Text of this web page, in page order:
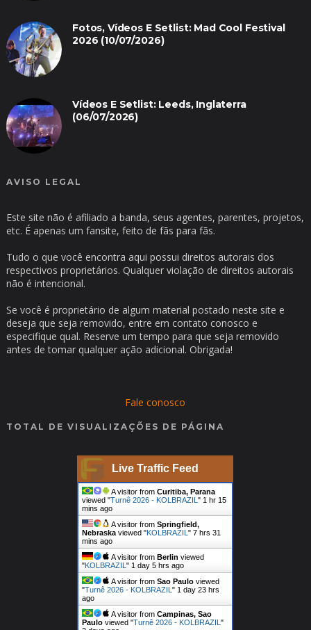
Fotos, Vídeos E Setlist: Mad Cool Festival
2026 (10/07/2026)
Vídeos E Setlist: Leeds, Inglaterra
(06/07/2026)
AVISO LEGAL
Este site não é afiliado a banda, seus agentes, parentes, projetos,
etc. É apenas um fansite, feito de fãs para fãs.
Tudo o que você encontra aqui possui direitos autorais dos
respectivos proprietários. Qualquer violação de direitos autorais
não é intencional.
Se você é proprietário de algum material postado neste site e
deseja que seja removido, entre em contato conosco e
especifique qual. Reserve um tempo para que seja removido
antes de tomar qualquer ação adicional. Obrigada!
Fale conosco
TOTAL DE VISUALIZAÇÕES DE PÁGINA
Live Traffic Feed
A visitor fromCuritiba, Parana
viewed "Turnê 2026 - KOLBRAZIL"1 hr 15
mins ago
A visitor fromSpringfield,
Nebraskaviewed "KOLBRAZIL"7 hrs 31
mins ago
A visitor from Berlin viewed
"KOLBRAZIL"1 day 5 hrs ago
A visitor fromSao Paulo viewed
"Turnê 2026 - KOLBRAZIL"1 day 23 hrs
ago
A visitor fromCampinas, Sao
Paulo viewed "Turnê 2026 - KOLBRAZIL"